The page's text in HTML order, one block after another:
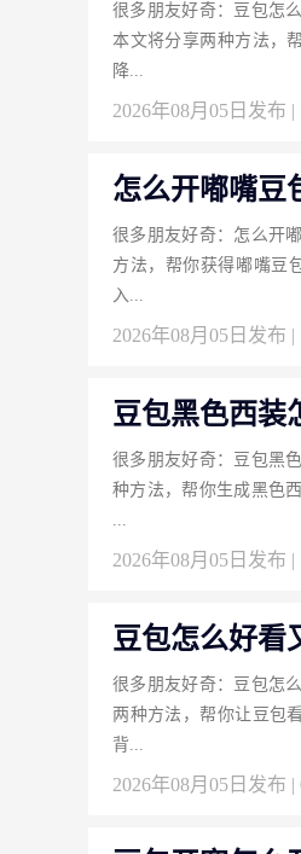
很多朋友好奇：豆包怎
本文将分享两种方法，
降...
2026年08月05日发布 |
怎么开嘟嘴豆
很多朋友好奇：怎么开
方法，帮你获得嘟嘴豆
入...
2026年08月05日发布 |
豆包黑色西装
很多朋友好奇：豆包黑
种方法，帮你生成黑色
...
2026年08月05日发布 |
豆包怎么好看
很多朋友好奇：豆包怎
两种方法，帮你让豆包
背...
2026年08月05日发布 |